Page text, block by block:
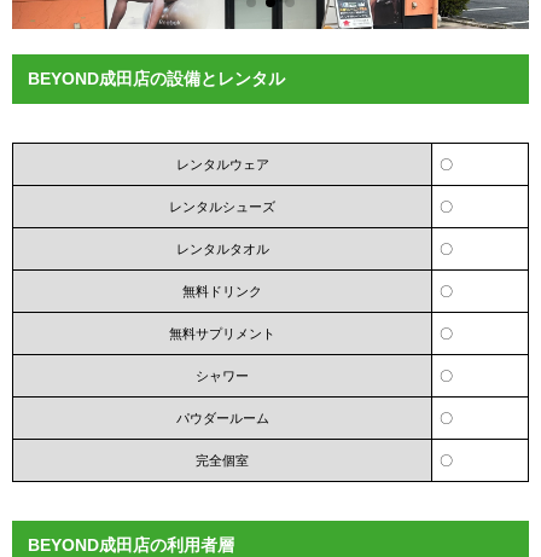
BEYOND成田店の設備とレンタル
レンタルウェア 〇
レンタルシューズ 〇
レンタルタオル 〇
無料ドリンク 〇
無料サプリメント 〇
シャワー 〇
パウダールーム 〇
完全個室 〇
BEYOND成田店の利用者層